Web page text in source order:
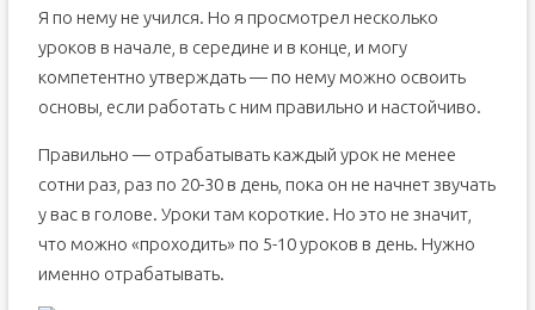
Я по нему не учился. Но я просмотрел несколько
уроков в начале, в середине и в конце, и могу
компетентно утверждать — по нему можно освоить
основы, если работать с ним правильно и настойчиво.
Правильно — отрабатывать каждый урок не менее
сотни раз, раз по 20-30 в день, пока он не начнет звучать
у вас в голове. Уроки там короткие. Но это не значит,
что можно «проходить» по 5-10 уроков в день. Нужно
именно отрабатывать.